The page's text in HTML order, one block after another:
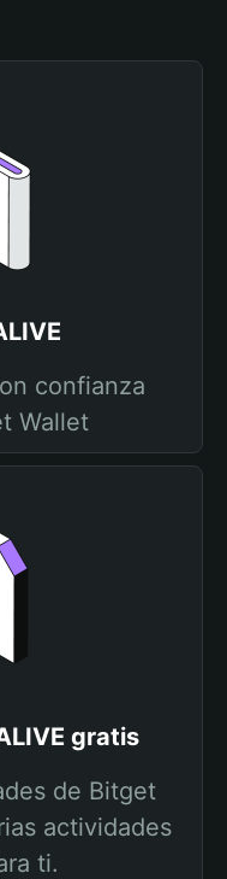
confianza
Wallet
gratis
de Bitget
actividades
ti.